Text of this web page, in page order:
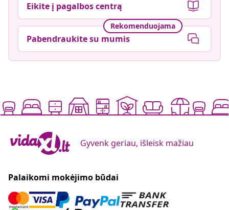
Eikite į pagalbos centrą
Rekomenduojama
Pabendraukite su mumis
Gyvenk geriau, išleisk mažiau
Palaikomi mokėjimo būdai